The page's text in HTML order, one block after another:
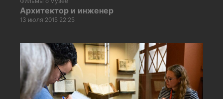
Архитектор и инженер
13 июля 2015 22:25